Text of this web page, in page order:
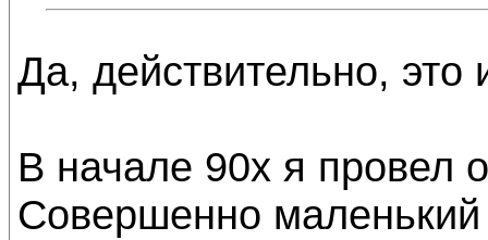
Да, действительно, это
В начале 90х я провел
Совершенно маленький